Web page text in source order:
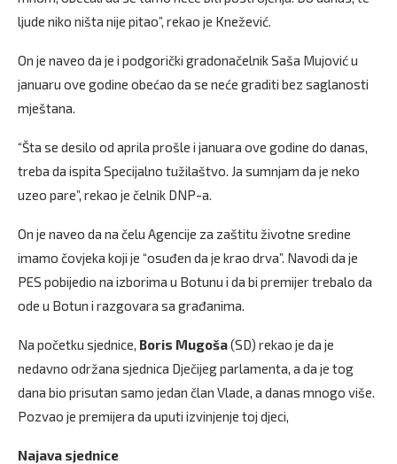
ljude niko ništa nije pitao”, rekao je Knežević.
On je naveo da je i podgorički gradonačelnik Saša Mujović u
januaru ove godine obećao da se neće graditi bez saglanosti
mještana.
“Šta se desilo od aprila prošle i januara ove godine do danas,
treba da ispita Specijalno tužilaštvo. Ja sumnjam da je neko
uzeo pare”, rekao je čelnik DNP-a.
On je naveo da na čelu Agencije za zaštitu životne sredine
imamo čovjeka koji je “osuđen da je krao drva”. Navodi da je
PES pobijedio na izborima u Botunu i da bi premijer trebalo da
ode u Botun i razgovara sa građanima.
Na početku sjednice, Boris Mugoša(SD) rekao je da je
nedavno održana sjednica Dječijeg parlamenta, a da je tog
dana bio prisutan samo jedan član Vlade, a danas mnogo više.
Pozvao je premijera da uputi izvinjenje toj djeci,
Najava sjednice